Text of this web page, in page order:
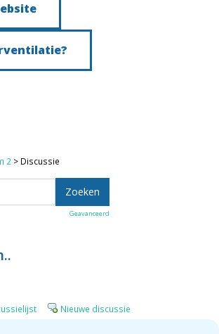
2 > Discussie
Geavanceerd
Nieuwe discussie